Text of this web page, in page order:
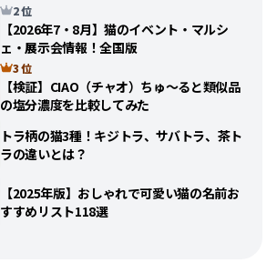
2 位
【2026年7・8月】猫のイベント・マルシ
ェ・展示会情報！全国版
3 位
【検証】CIAO（チャオ）ちゅ〜ると類似品
の塩分濃度を比較してみた
トラ柄の猫3種！キジトラ、サバトラ、茶ト
ラの違いとは？
【2025年版】おしゃれで可愛い猫の名前お
すすめリスト118選